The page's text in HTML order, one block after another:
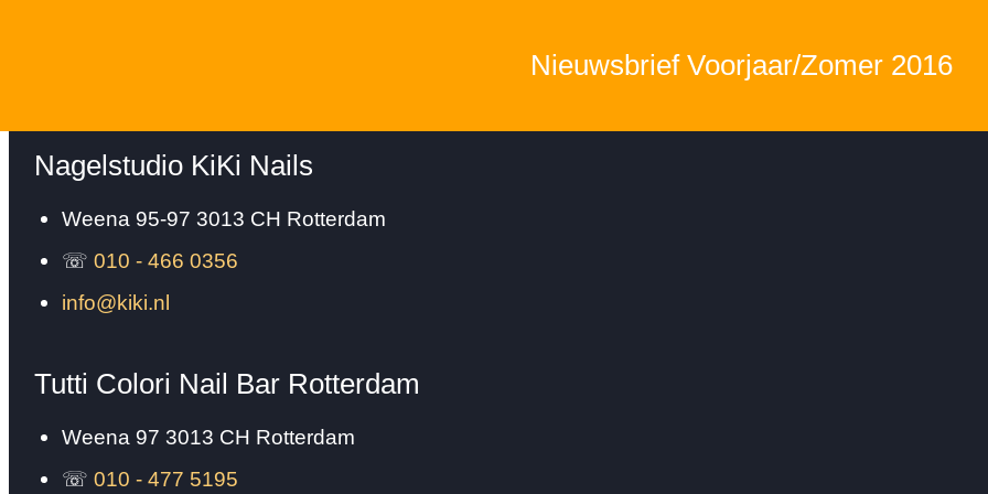
Nieuwsbrief Voorjaar/Zomer 2016
Nagelstudio KiKi Nails
Weena 95-97 3013 CH Rotterdam
☏010 - 466 0356
info@kiki.nl
Tutti Colori Nail Bar Rotterdam
Weena 97 3013 CH Rotterdam
☏010 - 477 5195